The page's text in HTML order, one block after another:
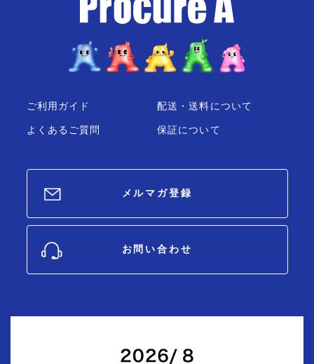
ご利用ガイド
よくあるご質問
配送・送料について
保証について
メルマガ登録
お問い合わせ